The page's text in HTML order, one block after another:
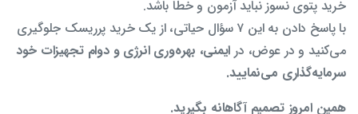
خرید پتوی نسوز نباید آزمون و خطا باشد.
با پاسخ دادن به این ۷ سؤال حیاتی، از یک خرید پرریسک جلوگیری
می‌کنید و در عوض، در ایمنی، بهره‌وری انرژی و دوام تجهیزات خود
سرمایه‌گذاری می‌نمایید.
همین امروز تصمیم آگاهانه بگیرید.